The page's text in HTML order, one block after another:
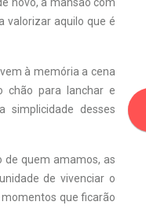
valorizar aquilo que é
à memória a cena
chão para lanchar e
simplicidade desses
de quem amamos, as
de vivenciar o
que ficarão